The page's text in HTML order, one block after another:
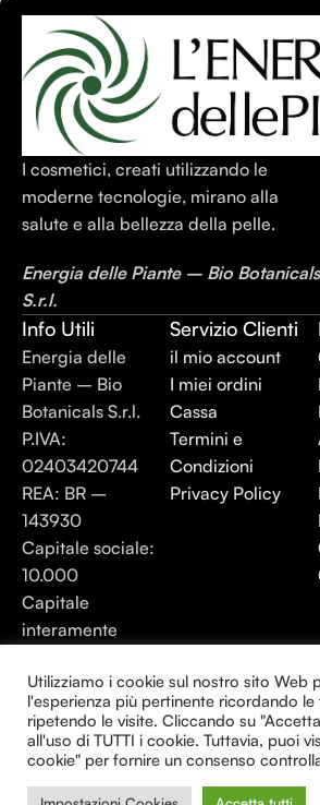
I cosmetici, creati utilizzando le
moderne tecnologie, mirano alla
salute e alla bellezza della pelle.
Energia delle Piante – Bio Botanicals
S.r.l.
Info Utili
Energia delle
Piante – Bio
Botanicals S.r.l.
P.IVA:
02403420744
REA: BR –
143930
Capitale sociale:
10.000
Capitale
interamente
Servizio Clienti
il mio account
I miei ordini
Cassa
Termini e
Condizioni
Privacy Policy
Energia elle Piante
riservati.
Creato da
Utilizziamo i cookie sul nostro sito Web
l'esperienza più pertinente ricordando
ripetendo le visite. Cliccando su
all'uso di TUTTI i cookie. Tuttavia, puoi
cookie" per fornire un consenso